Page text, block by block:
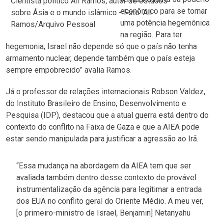
sobre Ásia e o mundo islâmico - Foto: Ali
Ramos/Arquivo Pessoal
econômico para se tornar
uma potência hegemônica
na região. Para ter
hegemonia, Israel não depende só que o país não tenha
armamento nuclear, depende também que o país esteja
sempre empobrecido” avalia Ramos.
Já o professor de relações internacionais Robson Valdez,
do Instituto Brasileiro de Ensino, Desenvolvimento e
Pesquisa (IDP), destacou que a atual guerra está dentro do
contexto do conflito na Faixa de Gaza e que a AIEA pode
estar sendo manipulada para justificar a agressão ao Irã.
“Essa mudança na abordagem da AIEA tem que ser
avaliada também dentro desse contexto de provável
instrumentalização da agência para legitimar a entrada
dos EUA no conflito geral do Oriente Médio. A meu ver,
[o primeiro-ministro de Israel, Benjamin] Netanyahu